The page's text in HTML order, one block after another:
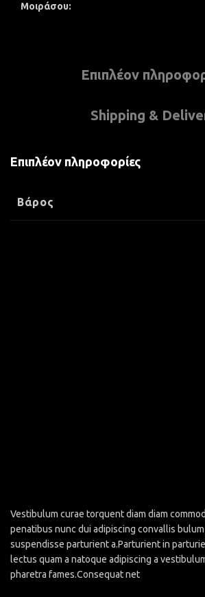
Μοιράσου
Επιπλέον
Shipping &
Επιπλέον πληροφορίες
Βάρος
Vestibulum curae torquent diam diam
penatibus nunc dui adipiscing convallis
suspendisse parturient a.Parturient in
lectus quam a natoque adipiscing a
pharetra fames.Consequat net